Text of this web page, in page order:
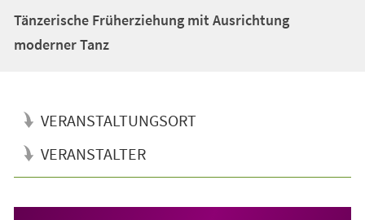
Tänzerische Früherziehung mit Ausrichtung
moderner Tanz
VERANSTALTUNGSORT
VERANSTALTER